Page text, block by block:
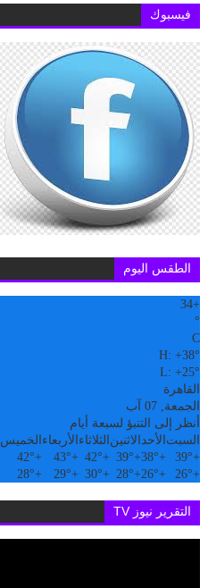
فيسبوك
الطقس اليوم
+
34
°
C
H:+38°
L:+25°
القاهرة
الجمعة, 07 آب
أنظر إلى التنبؤ لسبعة أيام
السبت الأحدالاثنين الثلاثاء الأربعاء الخميس
+
39°
+
38°
+
39°
+
42°
+
43°
+
42°
+
26°
+
26°
+
28°
+
30°
+
29°
+
28°
التقرير نيوز TV